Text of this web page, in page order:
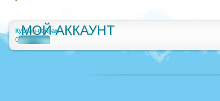
МОЙ АККАУНТ
Курбан-байрам
0